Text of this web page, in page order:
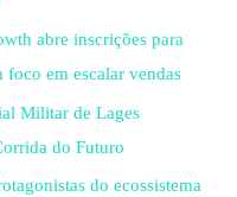
abre inscrições para
foco em escalar vendas
Militar de Lages
do Futuro
do ecossistema